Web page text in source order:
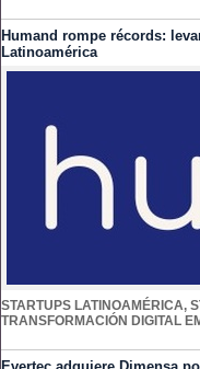
Humand rompe récords:
Latinoamérica
STARTUPS LATINOAMÉRICA,
TRANSFORMACIÓN DIGITAL